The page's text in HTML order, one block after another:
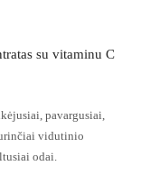
su vitaminu C
pavargusiai,
vidutinio
odai.